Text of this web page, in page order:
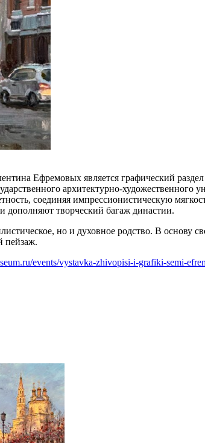
Ефремовых является графический
архитектурно-
соединяя импрессионистическую
дополняют творческий багаж династии.
но и духовное родство. В основу
пейзаж.
events/vystavka-zhivopisi-i-grafiki-semi-